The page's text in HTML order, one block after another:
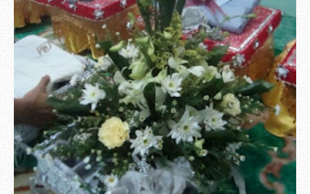
jari.
Apa yang di harapkan kepelbagaian
membolehkan pelbagai urusan boleh
mudah. Tapi, kadangkala harapan
kata pepatah, indah khabar dari rupa.
berkongsi pendapat aku tentang
rasa perkhidmatannya belum boleh